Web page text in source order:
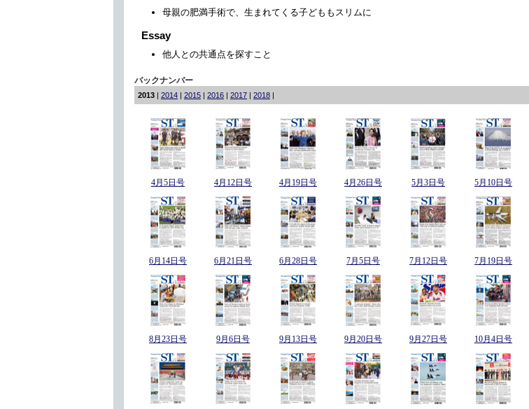
母親の肥満手術で、生まれてくる子どももスリムに
Essay
他人との共通点を探すこと
バックナンバー
2013 | 2014 | 2015 | 2016 | 2017 | 2018 |
4月5日号 4月12日号 4月19日号 4月26日号 5月3日号 5月10日号
6月14日号 6月21日号 6月28日号 7月5日号 7月12日号 7月19日号
8月23日号 9月6日号 9月13日号 9月20日号 9月27日号 10月4日号